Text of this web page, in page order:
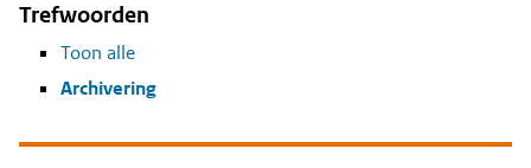
Trefwoorden
Toon alle
Archivering